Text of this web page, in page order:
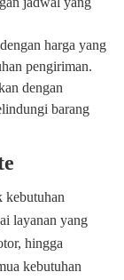
harga yang
pengiriman.
dengan
barang
kebutuhan
layanan yang
hingga
kebutuhan